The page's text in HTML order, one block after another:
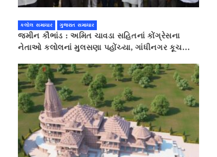
કલોલ સમાચાર ગુજરાત સમાચાર
જમીન કૌભાંડ : અમિત ચાવડા સહિતનાં કોંગ્રેસના
નેતાઓ કલોલનાં મુલસણા પહોંચ્યા, ગાંધીનગર કૂચ